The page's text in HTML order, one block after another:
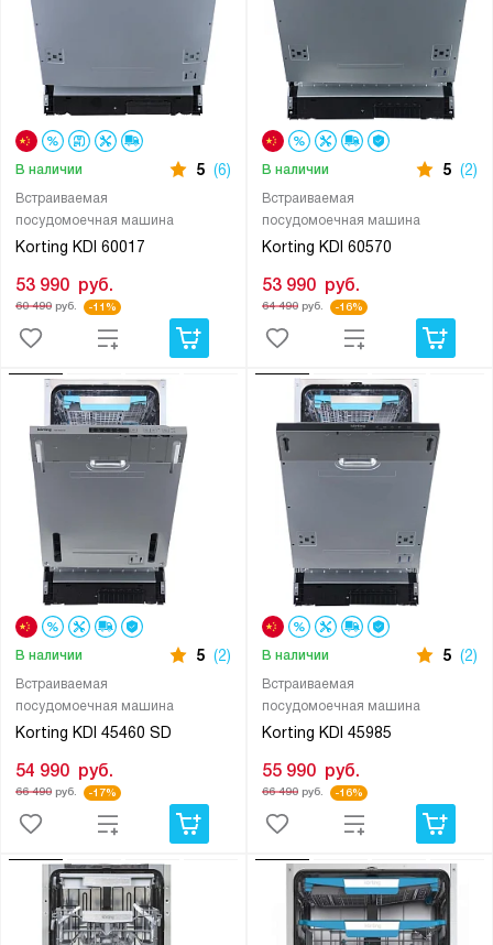
Встраиваемая
посудомоечная машина
Korting KDI 60017
В наличии 5 (6)
53 990 руб.
60 490руб. -11%
Встраиваемая
посудомоечная машина
Korting KDI 60570
В наличии 5 (2)
53 990 руб.
64 490руб. -16%
Встраиваемая
посудомоечная машина
Korting KDI 45460 SD
В наличии 5 (2)
54 990 руб.
66 490руб. -17%
Встраиваемая
посудомоечная машина
Korting KDI 45985
В наличии 5 (2)
55 990 руб.
66 490руб. -16%